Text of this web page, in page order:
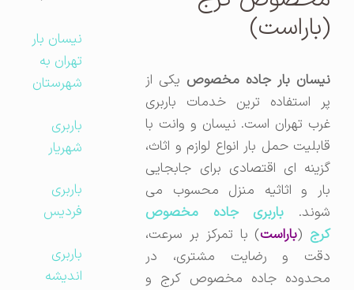
(باراست)
نیسان بار جاده مخصوصیکی از
پر استفاده ترین خدمات باربری
غرب تهران است. نیسان و وانت با
قابلیت حمل بار انواع لوازم و اثاث،
گزینه ای اقتصادی برای جابجایی
بار و اثاثیه منزل محسوب می
شوند.باربری جاده مخصوص
(باراست) با تمرکز بر سرعت،
دقت و رضایت مشتری، در
محدوده جاده مخصوص کرج و
نیسان بار
تهران به
شهرستان
باربری
شهریار
باربری
فردیس
باربری
اندیشه